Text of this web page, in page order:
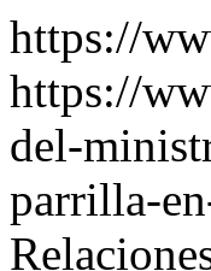
https://
https://
del-
parrilla-